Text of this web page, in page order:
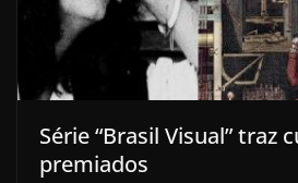
Série “Brasil Visual” traz
premiados